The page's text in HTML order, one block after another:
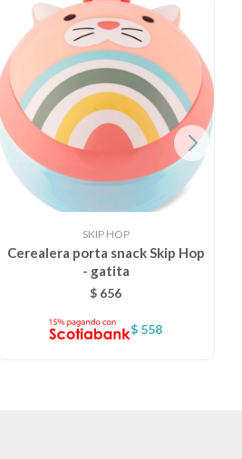
SKIP HOP
Cerealera porta snack Skip Hop
- gatita
$ 656
$ 558